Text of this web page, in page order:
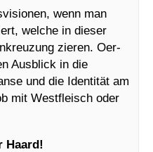
wenn man
welche in dieser
zieren. Oer-
Ausblick in die
und die Identität am
mit Westfleisch oder
Haard!